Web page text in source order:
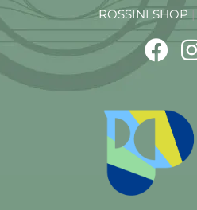
ROSSINI SHOP|